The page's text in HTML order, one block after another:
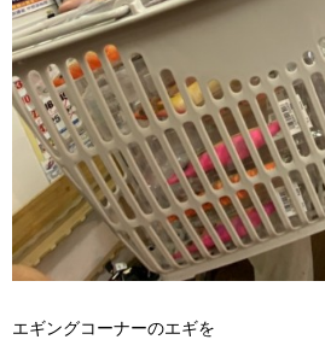
エギングコーナーのエギを